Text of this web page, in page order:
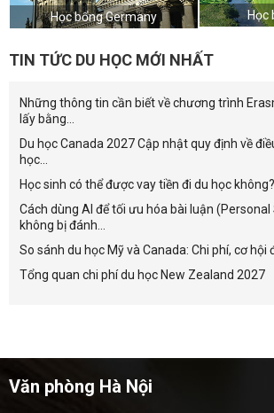
Học bổng Germany Học
TIN TỨC DU HỌC MỚI NHẤT
Những thông tin cần biết về chương trình
lấy bằng...
Du học Canada 2027 Cập nhật quy định về
học...
Học sinh có thể được vay tiền đi du học không?
Cách dùng AI để tối ưu hóa bài luận
không bị đánh...
So sánh du học Mỹ và Canada: Chi phí, cơ hội
Tổng quan chi phí du học New Zealand 2027
Văn phòng Hà Nội